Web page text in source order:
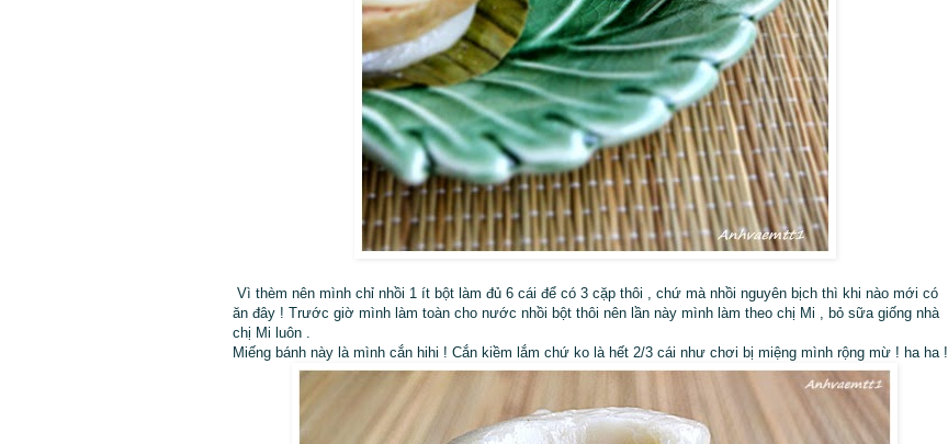
Vì thèm nên mình chỉ nhồi 1 ít bột làm đủ 6 cái để có 3 cặp thôi , chứ mà nhồi nguyên bịch thì khi nào mới có
ăn đây ! Trước giờ mình làm toàn cho nước nhồi bột thôi nên lần này mình làm theo chị Mi , bỏ sữa giống nhà
chị Mi luôn .
Miếng bánh này là mình cắn hihi ! Cắn kiềm lắm chứ ko là hết 2/3 cái như chơi bị miệng mình rộng mừ ! ha ha !